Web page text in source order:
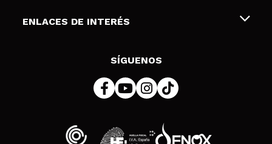
Formas de pago
Terminos y condiciones de uso
Política de cookies
ENLACES DE INTERÉS
SÍGUENOS